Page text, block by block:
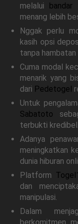
melalui
menang lebih
Nggak perlu
kasih opsi
tanpa hambatan
Cuma modal
menarik yang
dari Pedetogel
Untuk
Sabatoto
terbukti kredibel.
Adanya
meningkatkan
dunia hiburan
Platform
dan
manipulasi.
Dalam
berkomitmen